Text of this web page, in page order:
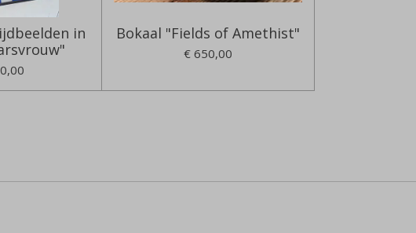
in
Bokaal "Fields of Amethist"
€ 650,00